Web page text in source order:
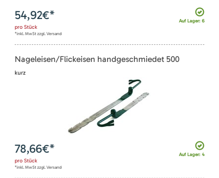
Auf Lager: 6
54,92€*
pro Stück
*inkl. MwSt zzgl. Versand
Nageleisen/Flickeisen handgeschmiedet 500
kurz
Auf Lager: 4
78,66€*
pro Stück
*inkl. MwSt zzgl. Versand